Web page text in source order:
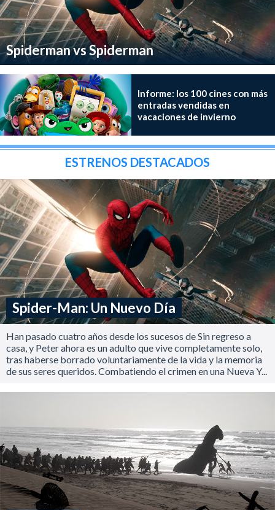
Spiderman vs Spiderman
Informe: los 100 cines con más
entradas vendidas en
vacaciones de invierno
ESTRENOS DESTACADOS
Spider-Man: Un Nuevo Día
Han pasado cuatro años desde los sucesos de Sin regreso a
casa, y Peter ahora es un adulto que vive completamente solo,
tras haberse borrado voluntariamente de la vida y la memoria
de sus seres queridos. Combatiendo el crimen en una Nueva Y...